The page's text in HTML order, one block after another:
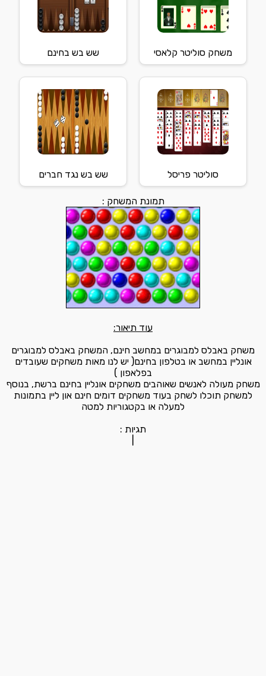
משחק סוליטר קלאסי שש בש בחינם
סוליטר פריסל שש בש נגד חברים
תמונת המשחק :
עוד תיאור:
משחק באבלס למבוגרים במחשב חינם, המשחק באבלס למבוגרים
אונליין במחשב או בטלפון בחינם( יש לנו מאות משחקים שעובדים
בפלאפון )
משחק מעולה לאנשים שאוהבים משחקים אונליין בחינם ברשת, בנוסף
למשחק תוכלו לשחק בעוד משחקים דומים חינם און ליין בתמונות
למעלה או בקטגוריות למטה
תגיות :